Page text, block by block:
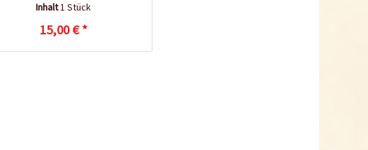
Inhalt1 Stück
15,00 € *